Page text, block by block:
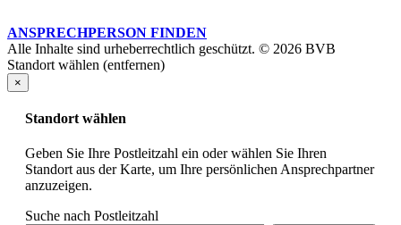
ANSPRECHPERSON FINDEN
Alle Inhalte sind urheberrechtlich geschützt. © 2026 BVB
Standort wählen (entfernen)
×
Standort wählen
Geben Sie Ihre Postleitzahl ein oder wählen Sie Ihren
Standort aus der Karte, um Ihre persönlichen Ansprechpartner
anzuzeigen.
Suche nach Postleitzahl